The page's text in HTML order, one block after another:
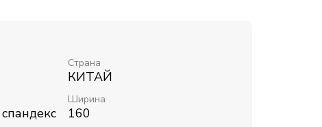
Страна
КИТАЙ
Ширина
160